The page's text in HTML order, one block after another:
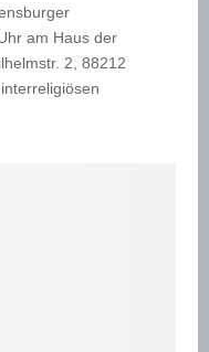
am Haus der
2, 88212